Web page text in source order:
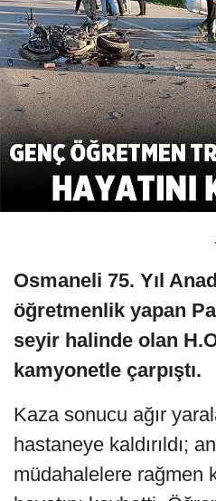
Osmaneli 75. Yıl
öğretmenlik yapan
seyir halinde olan
kamyonetle çarpıştı.
Kaza sonucu ağır
hastaneye kaldırıldı;
müdahalelere rağmen